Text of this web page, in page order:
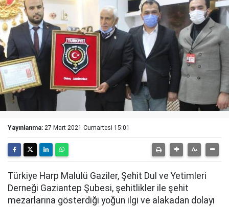
Yayınlanma: 27 Mart 2021 Cumartesi 15:01
Türkiye Harp Malulü Gaziler, Şehit Dul ve Yetimleri
Derneği Gaziantep Şubesi, şehitlikler ile şehit
mezarlarına gösterdiği yoğun ilgi ve alakadan dolayı